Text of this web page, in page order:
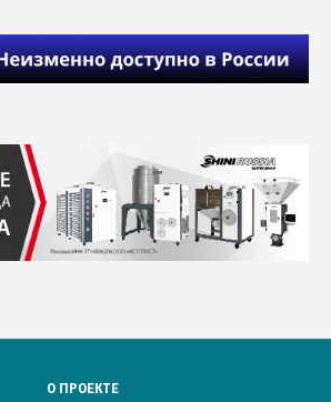
О ПРОЕКТЕ